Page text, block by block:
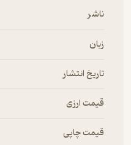
ناشر
زبان
تاریخ انتشار
قیمت ارزی
قیمت چاپی